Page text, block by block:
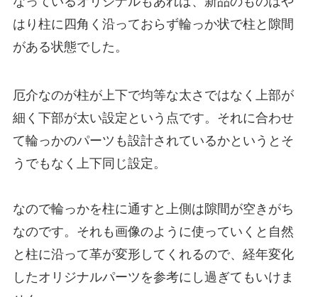
はり柱に四角く沿っておらず輪っか状で柱と隙間
がある状態でした。
厄介なのが柱が上下で均等な太さではなく上部が
細く下部が太い設定という点です。それに合わせ
て輪っかのパーツも設計されているかというとそ
うでもなく上下同じ設定。
なので輪っかを柱に通すと上側は隙間が空きがち
なのです。それも画像のように使っていくと自然
と柱に沿って革が変形してくれるので、経年変化
したオリジナルパーツを参考にし過ぎてもいけま